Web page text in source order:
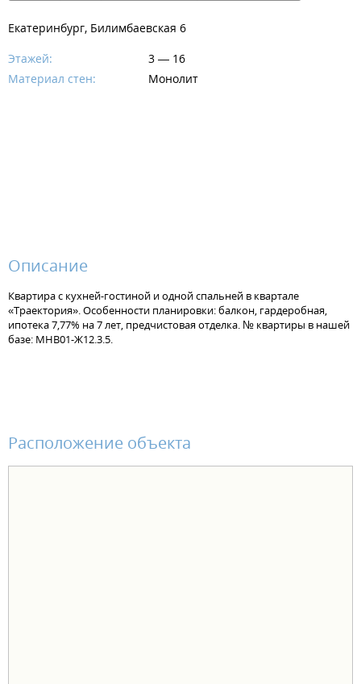
Екатеринбург, Билимбаевская 6
Этажей:
3 — 16
Материал стен:
Монолит
Описание
Квартира с кухней-гостиной и одной спальней в квартале
«Траектория». Особенности планировки: балкон, гардеробная,
ипотека 7,77% на 7 лет, предчистовая отделка. № квартиры в нашей
базе: МНВ01-Ж12.3.5.
Расположение объекта